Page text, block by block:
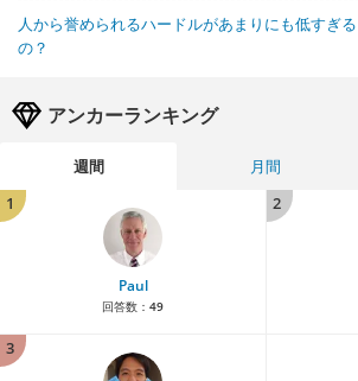
人から誉められるハードルがあまりにも低すぎ
の？
アンカーランキング
週間 月間
1
Paul
回答数： 49
2
3